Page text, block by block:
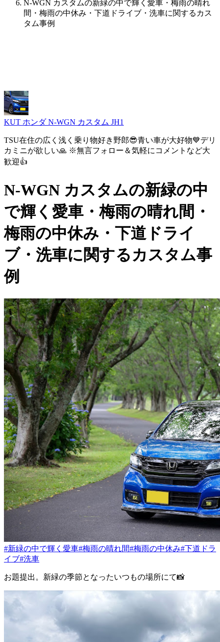
N-WGN カスタムの新緑の中で輝く愛車・梅雨の晴れ
間・梅雨の中休み・下道ドライブ・洗車に関するカス
タム事例
KUT ホンダ N-WGN カスタム JH1
TSU在住の広く浅く乗り物好き野郎😎青い車が大好物💙デリ
カミニが欲しい🙏 ※無言フォロー＆気軽にコメントなど大
歓迎👍
N-WGN カスタムの新緑の中
で輝く愛車・梅雨の晴れ間・
梅雨の中休み・下道ドライ
ブ・洗車に関するカスタム事
例
#新緑の中で輝く愛車#梅雨の晴れ間#梅雨の中休み#下道ドラ
イブ#洗車
お題提出。新緑の季節となったいつもの場所にて📸